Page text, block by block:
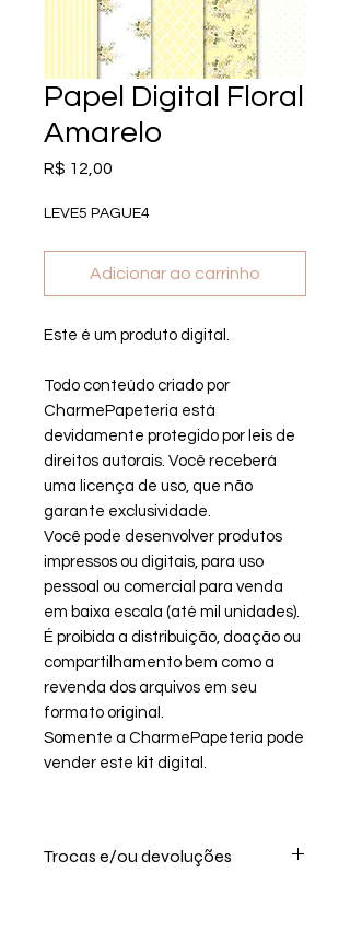
Papel Digital Floral
Amarelo
R$ 12,00
LEVE5 PAGUE4
Adicionar ao carrinho
Este é um produto digital.
Todo conteúdo criado por
CharmePapeteria está
devidamente protegido por leis de
direitos autorais. Você receberá
uma licença de uso, que não
garante exclusividade.
Você pode desenvolver produtos
impressos ou digitais, para uso
pessoal ou comercial para venda
em baixa escala (até mil unidades).
É proibida a distribuição, doação ou
compartilhamento bem como a
revenda dos arquivos em seu
formato original.
Somente a CharmePapeteria pode
vender este kit digital.
Trocas e/ou devoluções